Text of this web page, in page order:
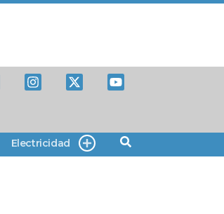
Electricidad